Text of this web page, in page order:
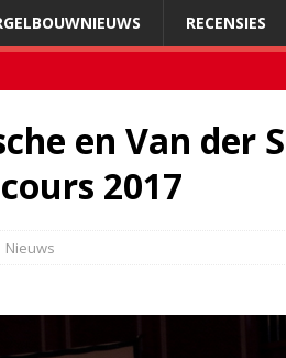
RECENSIES
en Van der
2017
Nieuws